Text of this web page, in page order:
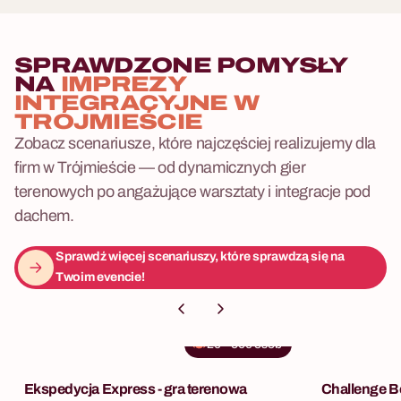
która może na stałe ozdobić
ściany Waszego biura.
SPRAWDZONE POMYSŁY
NA IMPREZY
INTEGRACYJNE W
TRÓJMIEŚCIE
Zobacz scenariusze, które najczęściej realizujemy dla
firm w Trójmieście — od dynamicznych gier
terenowych po angażujące warsztaty i integracje pod
dachem.
Sprawdź więcej scenariuszy, które sprawdzą się na
Twoim evencie!
20-500osób
Ekspedycja Express - gra terenowa Challenge